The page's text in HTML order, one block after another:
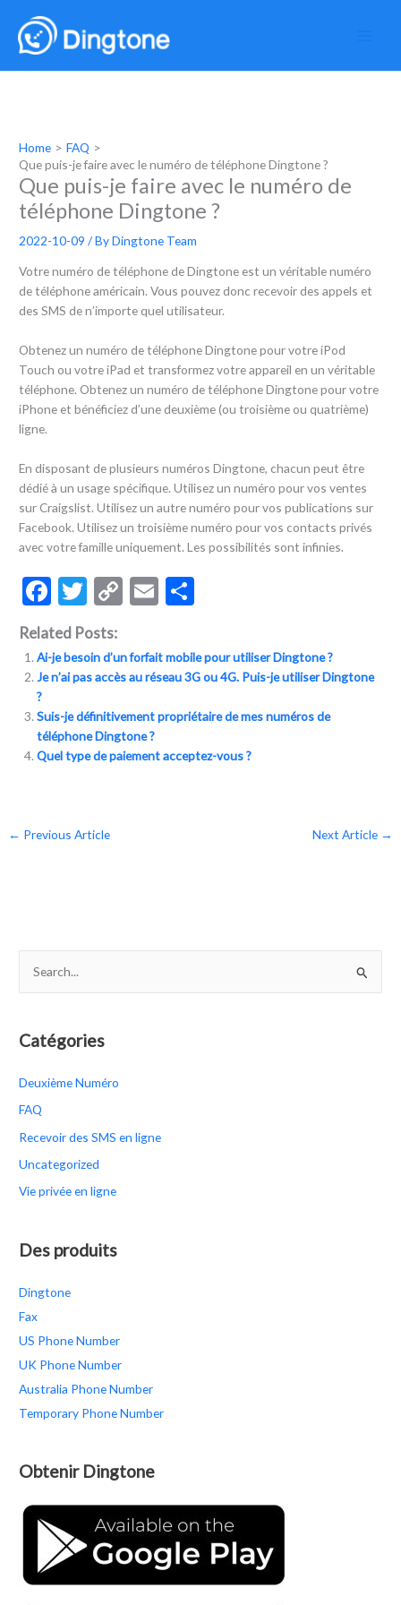
content
Home
FAQ
Que puis-je faire avec le numéro de téléphone Dingtone ?
Que puis-je faire avec le numéro de
téléphone Dingtone ?
2022-10-09/ ByDingtone Team
Votre numéro de téléphone de Dingtone est un véritable numéro
de téléphone américain. Vous pouvez donc recevoir des appels et
des SMS de n’importe quel utilisateur.
Obtenez un numéro de téléphone Dingtone pour votre iPod
Touch ou votre iPad et transformez votre appareil en un véritable
téléphone. Obtenez un numéro de téléphone Dingtone pour votre
iPhone et bénéficiez d’une deuxième (ou troisième ou quatrième)
ligne.
En disposant de plusieurs numéros Dingtone, chacun peut être
dédié à un usage spécifique. Utilisez un numéro pour vos ventes
sur Craigslist. Utilisez un autre numéro pour vos publications sur
Facebook. Utilisez un troisième numéro pour vos contacts privés
avec votre famille uniquement. Les possibilités sont infinies.
F
ac
e
b
o
o
k
T
w
itt
er
C
p
y
Li
n
k
E
ai
l
ar
e
Related Posts:
Ai-je besoin d’un forfait mobile pour utiliser Dingtone ?
Je n’ai pas accès au réseau 3G ou 4G. Puis-je utiliser Dingtone
?
Suis-je définitivement propriétaire de mes numéros de
téléphone Dingtone ?
Quel type de paiement acceptez-vous ?
← Previous Article Next Article →
r
h
f
o
Catégories
Deuxième Numéro
FAQ
Recevoir des SMS en ligne
Uncategorized
Vie privée en ligne
Des produits
Dingtone
Fax
US Phone Number
UK Phone Number
Australia Phone Number
Temporary Phone Number
Obtenir Dingtone